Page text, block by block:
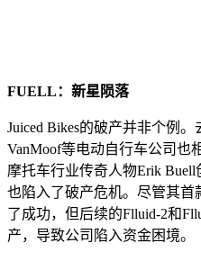
FUELL：新星陨落
Juiced Bikes的破产并非个例
VanMoof等电动自行车公司也
摩托车行业传奇人物Erik
也陷入了破产危机。尽管其首
了成功，但后续的Flluid-2和
产，导致公司陷入资金困境。